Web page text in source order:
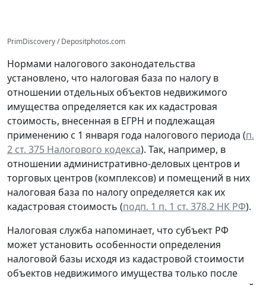
PrimDiscovery / Depositphotos.com
Нормами налогового законодательства
установлено, что налоговая база по налогу в
отношении отдельных объектов недвижимого
имущества определяется как их кадастровая
стоимость, внесенная в ЕГРН и подлежащая
применению с 1 января года налогового периода (п.
2 ст. 375 Налогового кодекса). Так, например, в
отношении административно-деловых центров и
торговых центров (комплексов) и помещений в них
налоговая база по налогу определяется как их
кадастровая стоимость (подп. 1 п. 1 ст. 378.2 НК РФ).
Налоговая служба напоминает, что субъект РФ
может установить особенности определения
налоговой базы исходя из кадастровой стоимости
объектов недвижимого имущества только после